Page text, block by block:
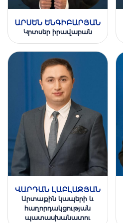
ԱՐՍԵՆ ԵՆԳԻԲԱՐՅԱՆ
Կրտսեր իրավաբան
ՎԱՐԴԱՆ ԼԱԲԼԱՋՅԱՆ
Արտաքին կապերի և
հաղորդակցության
պատասխանատու